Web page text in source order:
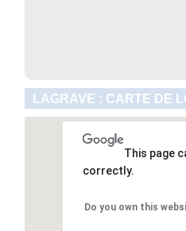
LAGRAVE : CARTE DE
This page
correctly.
Do you own this